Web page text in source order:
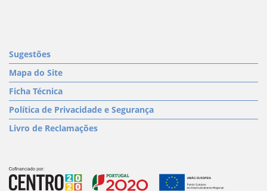
Sugestões
Mapa do Site
Ficha Técnica
Política de Privacidade e Segurança
Livro de Reclamações